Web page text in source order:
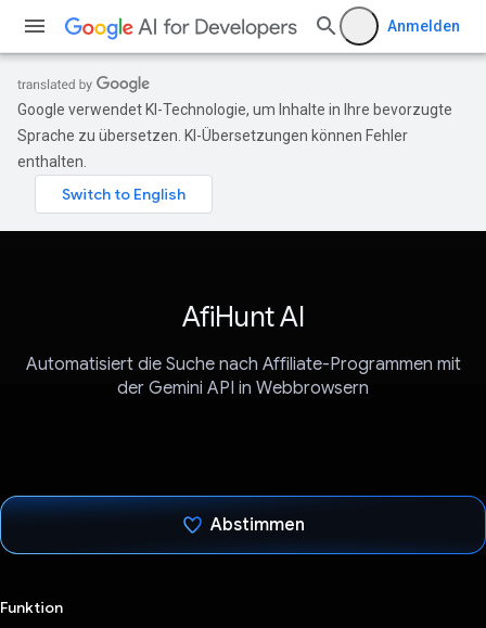
Anmelden
Google verwendet KI-Technologie, um Inhalte in Ihre bevorzugte
Sprache zu übersetzen. KI-Übersetzungen können Fehler
enthalten.
AfiHunt AI
Automatisiert die Suche nach Affiliate-Programmen mit
der Gemini API in Webbrowsern
Abstimmen
Funktion